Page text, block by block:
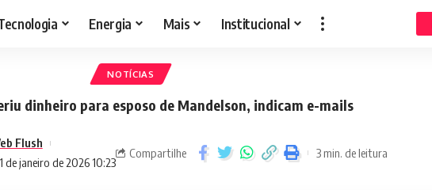
Energia Mais Institucional
NOTÍCIAS
dinheiro para esposo de Mandelson, indicam e-mails
de janeiro de 2026 10:23
Flush
Compartilhe 3 min. de leitura